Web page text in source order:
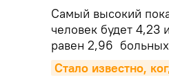
Самый высокий
человек будет
равен 2,96
Стало известно,